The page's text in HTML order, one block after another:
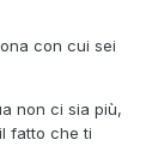
con cui sei
non ci sia più,
fatto che ti